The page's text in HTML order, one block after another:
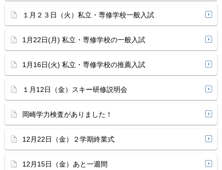
１月２３日（火）私立・専修学校一般入試
1月22日(月) 私立・専修学校の一般入試
1月16日(火) 私立・専修学校の推薦入試
１月12日（金）スキー研修説明会
岡崎学力検査がありました！
12月22日（金）２学期終業式
12月15日（金）あと一週間